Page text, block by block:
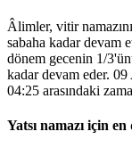
Âlimler, vitir
sabaha kadar devam
dönem gecenin 1/
kadar devam eder.
04:25 arasındaki
Yatsı namazı için